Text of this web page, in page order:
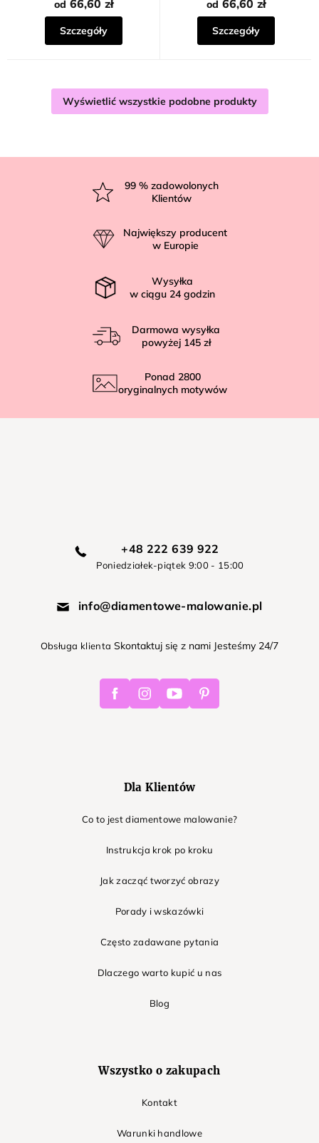
od 66,60 zł
Szczegóły
od 66,60 zł
Szczegóły
Wyświetlić wszystkie podobne produkty
99 % zadowolonych
Klientów
Największy producent
w Europie
Wysyłka
w ciągu 24 godzin
Darmowa wysyłka
powyżej 145 zł
Ponad 2800
oryginalnych motywów
+48 222 639 922
Poniedziałek-piątek 9:00 - 15:00
info@diamentowe-malowanie.pl
Obsługa klienta Skontaktuj się z nami Jesteśmy 24/7
FacebookInstagramYoutube Pinterest
Dla Klientów
Co to jest diamentowe malowanie?
Instrukcja krok po kroku
Jak zacząć tworzyć obrazy
Porady i wskazówki
Często zadawane pytania
Dlaczego warto kupić u nas
Blog
Wszystko o zakupach
Kontakt
Warunki handlowe